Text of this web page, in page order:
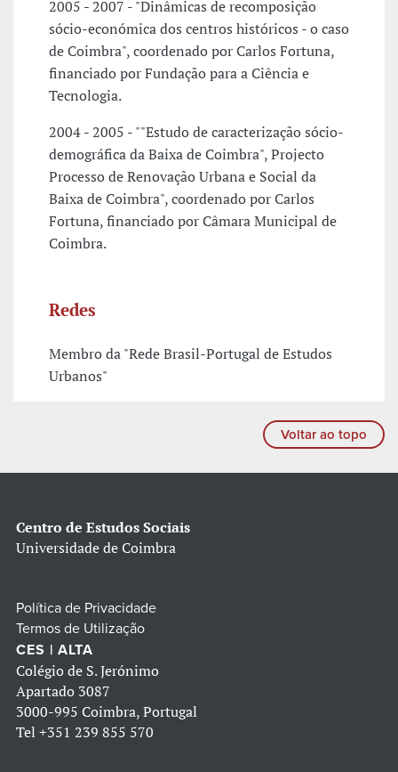
2005 - 2007 - "Dinâmicas de recomposição
sócio-económica dos centros históricos - o caso
de Coimbra", coordenado por Carlos Fortuna,
financiado por Fundação para a Ciência e
Tecnologia.
2004 - 2005 - ""Estudo de caracterização sócio-
demográfica da Baixa de Coimbra", Projecto
Processo de Renovação Urbana e Social da
Baixa de Coimbra", coordenado por Carlos
Fortuna, financiado por Câmara Municipal de
Coimbra.
Redes
Membro da "Rede Brasil-Portugal de Estudos
Urbanos"
Voltar ao topo
Centro de Estudos Sociais
Universidade de Coimbra
Política de Privacidade
Termos de Utilização
CES | ALTA
Colégio de S. Jerónimo
Apartado 3087
3000-995 Coimbra, Portugal
Tel +351 239 855 570